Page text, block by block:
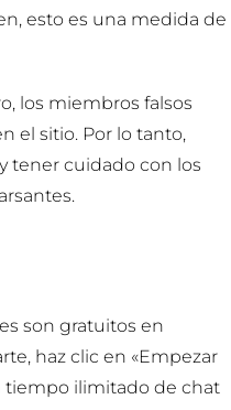
esto es una medida de
los miembros falsos
el sitio. Por lo tanto,
tener cuidado con los
son gratuitos en
haz clic en «Empezar
tiempo ilimitado de chat